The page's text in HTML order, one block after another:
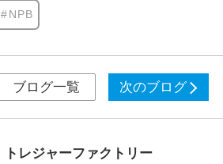
#NPB
ブログ一覧 次のブログ
トレジャーファクトリー